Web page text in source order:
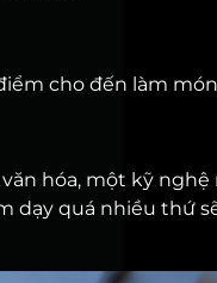
cho đến làm
hóa, một kỹ
dạy quá nhiều thứ